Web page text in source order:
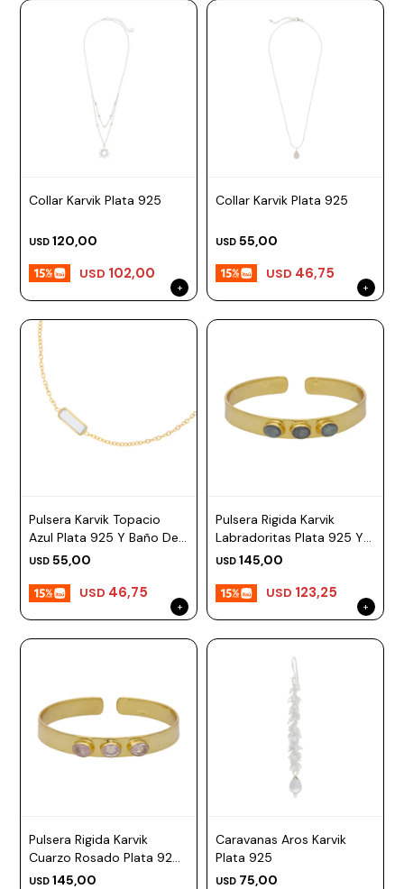
Collar Karvik Plata 925
USD 120,00
USD 102,00
Collar Karvik Plata 925
USD 55,00
USD 46,75
Pulsera Karvik Topacio
Azul Plata 925 Y Baño De
Oro
USD 55,00
USD 46,75
Pulsera Rigida Karvik
Labradoritas Plata 925 Y
Baño De Oro
USD 145,00
USD 123,25
Pulsera Rigida Karvik
Cuarzo Rosado Plata 925
Y Baño De Oro
USD 145,00
Caravanas Aros Karvik
Plata 925
USD 75,00